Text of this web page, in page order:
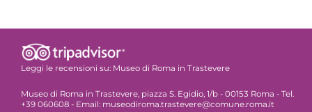
Leggi le recensioni su: Museo di Roma in Trastevere
Museo di Roma in Trastevere, piazza S. Egidio, 1/b - 00153 Roma - Tel.
+39 060608 - Email: museodiroma.trastevere@comune.roma.it